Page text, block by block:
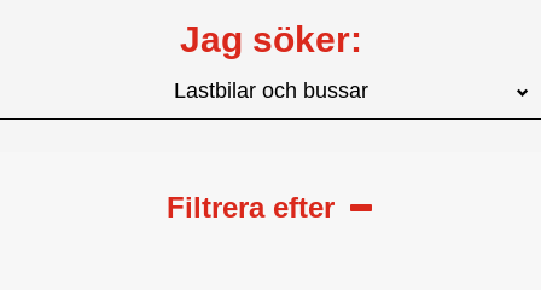
Jag söker:
Lastbilar och bussar
Filtrera efter